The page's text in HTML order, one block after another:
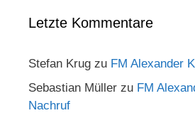
Letzte Kommentare
Stefan Krug zu FM Alexander
Sebastian Müller zu FM
Nachruf